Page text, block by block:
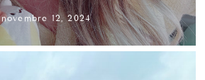
novembre 12, 2024